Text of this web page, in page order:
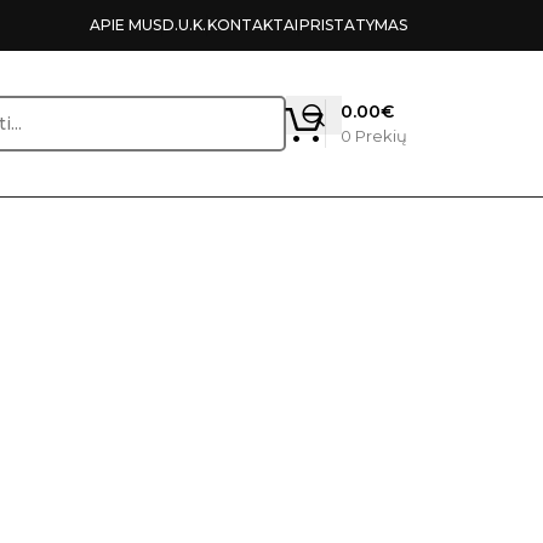
APIE MUSD.U.K.KONTAKTAIPRISTATYMAS
0 Prekių
0.00€